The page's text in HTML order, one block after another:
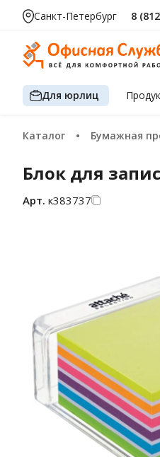
Санкт-Петербург 8
Для юрлиц
Каталог Бумажная
Блок для
Арт. к383737